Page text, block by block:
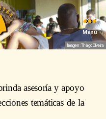
Menu
Imagen: Thiago Oliveira
asesoría y apoyo
temáticas de la